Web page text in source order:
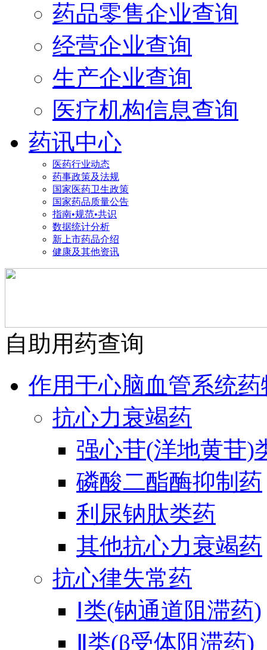
药品零售企业查询
经营企业查询
生产企业查询
医疗机构信息查询
药讯中心
医药行业动态
药事政策及法规
国家医药卫生政策
国家药品质量公告
指南•规范•共识
数据统计分析
新上市药品介绍
健康及其他资讯
自助用药查询
作用于心脑血管系统药
抗心力衰竭药
强心苷(洋地黄苷)
磷酸二酯酶抑制药
利尿钠肽类药
其他抗心力衰竭药
抗心律失常药
Ⅰ类(钠通道阻滞药)
Ⅱ类(β受体阻滞药)